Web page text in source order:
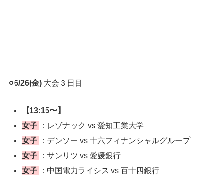
⚪︎6/26(金) 大会３日目
【13:15〜】
女子
：レゾナック vs 愛知工業大学
女子
：デンソー vs 十六フィナンシャルグループ
女子
：サンリツ vs 愛媛銀行
女子
：中国電力ライシス vs 百十四銀行